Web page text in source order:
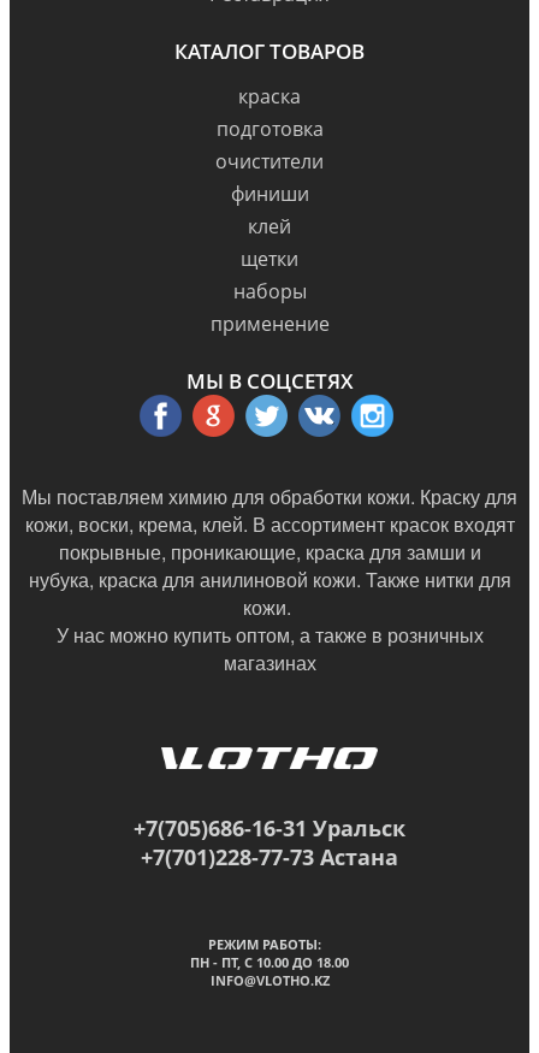
КАТАЛОГ ТОВАРОВ
краска
подготовка
очистители
финиши
клей
щетки
наборы
применение
МЫ В СОЦСЕТЯХ
Мы поставляем химию для обработки кожи. Краску для
кожи, воски, крема, клей. В ассортимент красок входят
покрывные, проникающие, краска для замши и
нубука, краска для анилиновой кожи. Также нитки для
кожи.
У нас можно купить оптом, а также в розничных
магазинах
+7(705)686-16-31 Уральск
+7(701)228-77-73 Астана
РЕЖИМ РАБОТЫ:
ПН - ПТ, C 10.00 ДО 18.00
INFO@VLOTHO.KZ